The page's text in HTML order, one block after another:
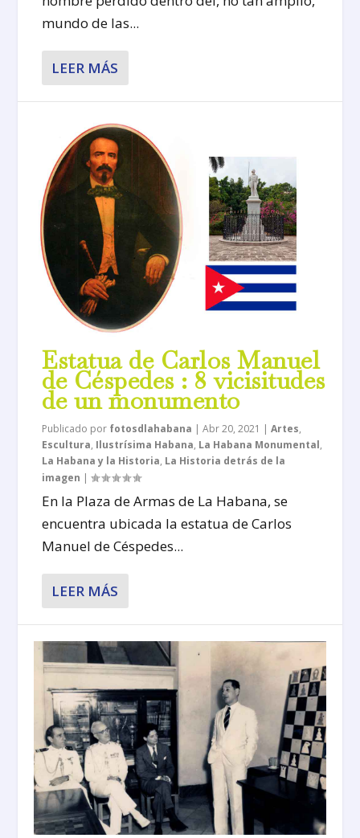
mundo de las...
LEER MÁS
Estatua de Carlos Manuel
de Céspedes : 8 vicisitudes
de un monumento
Publicado por fotosdlahabana |Abr 20, 2021 |Artes,
Escultura, Ilustrísima Habana, La Habana Monumental,
La Habana y la Historia, La Historia detrás de la
imagen |
En la Plaza de Armas de La Habana, se
encuentra ubicada la estatua de Carlos
Manuel de Céspedes...
LEER MÁS